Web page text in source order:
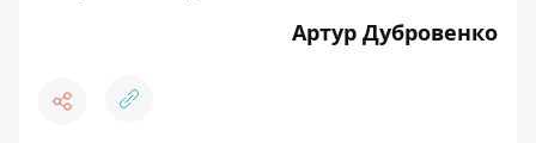
Артур Дубровенко